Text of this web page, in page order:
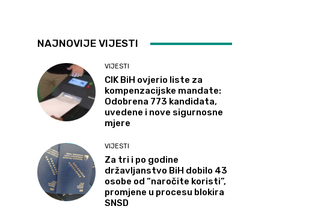
NAJNOVIJE VIJESTI
VIJESTI
CIK BiH ovjerio liste za
kompenzacijske mandate:
Odobrena 773 kandidata,
uvedene i nove sigurnosne
mjere
VIJESTI
Za tri i po godine
državljanstvo BiH dobilo 43
osobe od “naročite koristi”,
promjene u procesu blokira
SNSD